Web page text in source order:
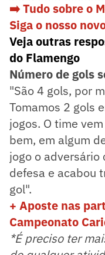
➡️ Tudo sobre o
Siga o nosso
Veja outras
do Flamengo
Número de gols
"São 4 gols, por
Tomamos 2 gols
jogos. O time
bem, em algum
jogo o adversário
defesa e acabou
gol".
+ Aposte nas
Campeonato
*É preciso ter